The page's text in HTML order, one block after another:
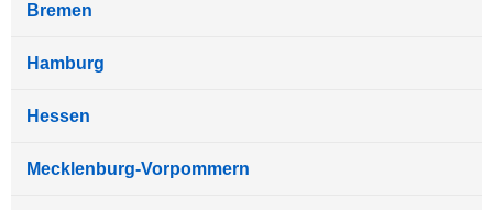
Bremen
Hamburg
Hessen
Mecklenburg-Vorpommern